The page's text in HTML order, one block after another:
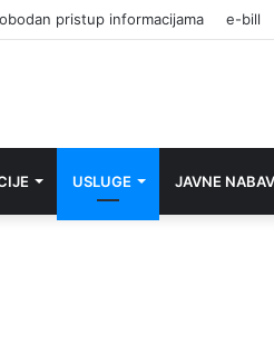
pristup informacijama e-bill
USLUGE JAVNE